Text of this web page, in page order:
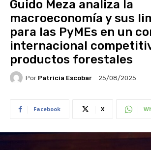
Guido Meza analiza la
macroeconomía y sus
para las PyMEs en un
internacional
productos forestales
Por Patricia Escobar 25/08/2025
Facebook X